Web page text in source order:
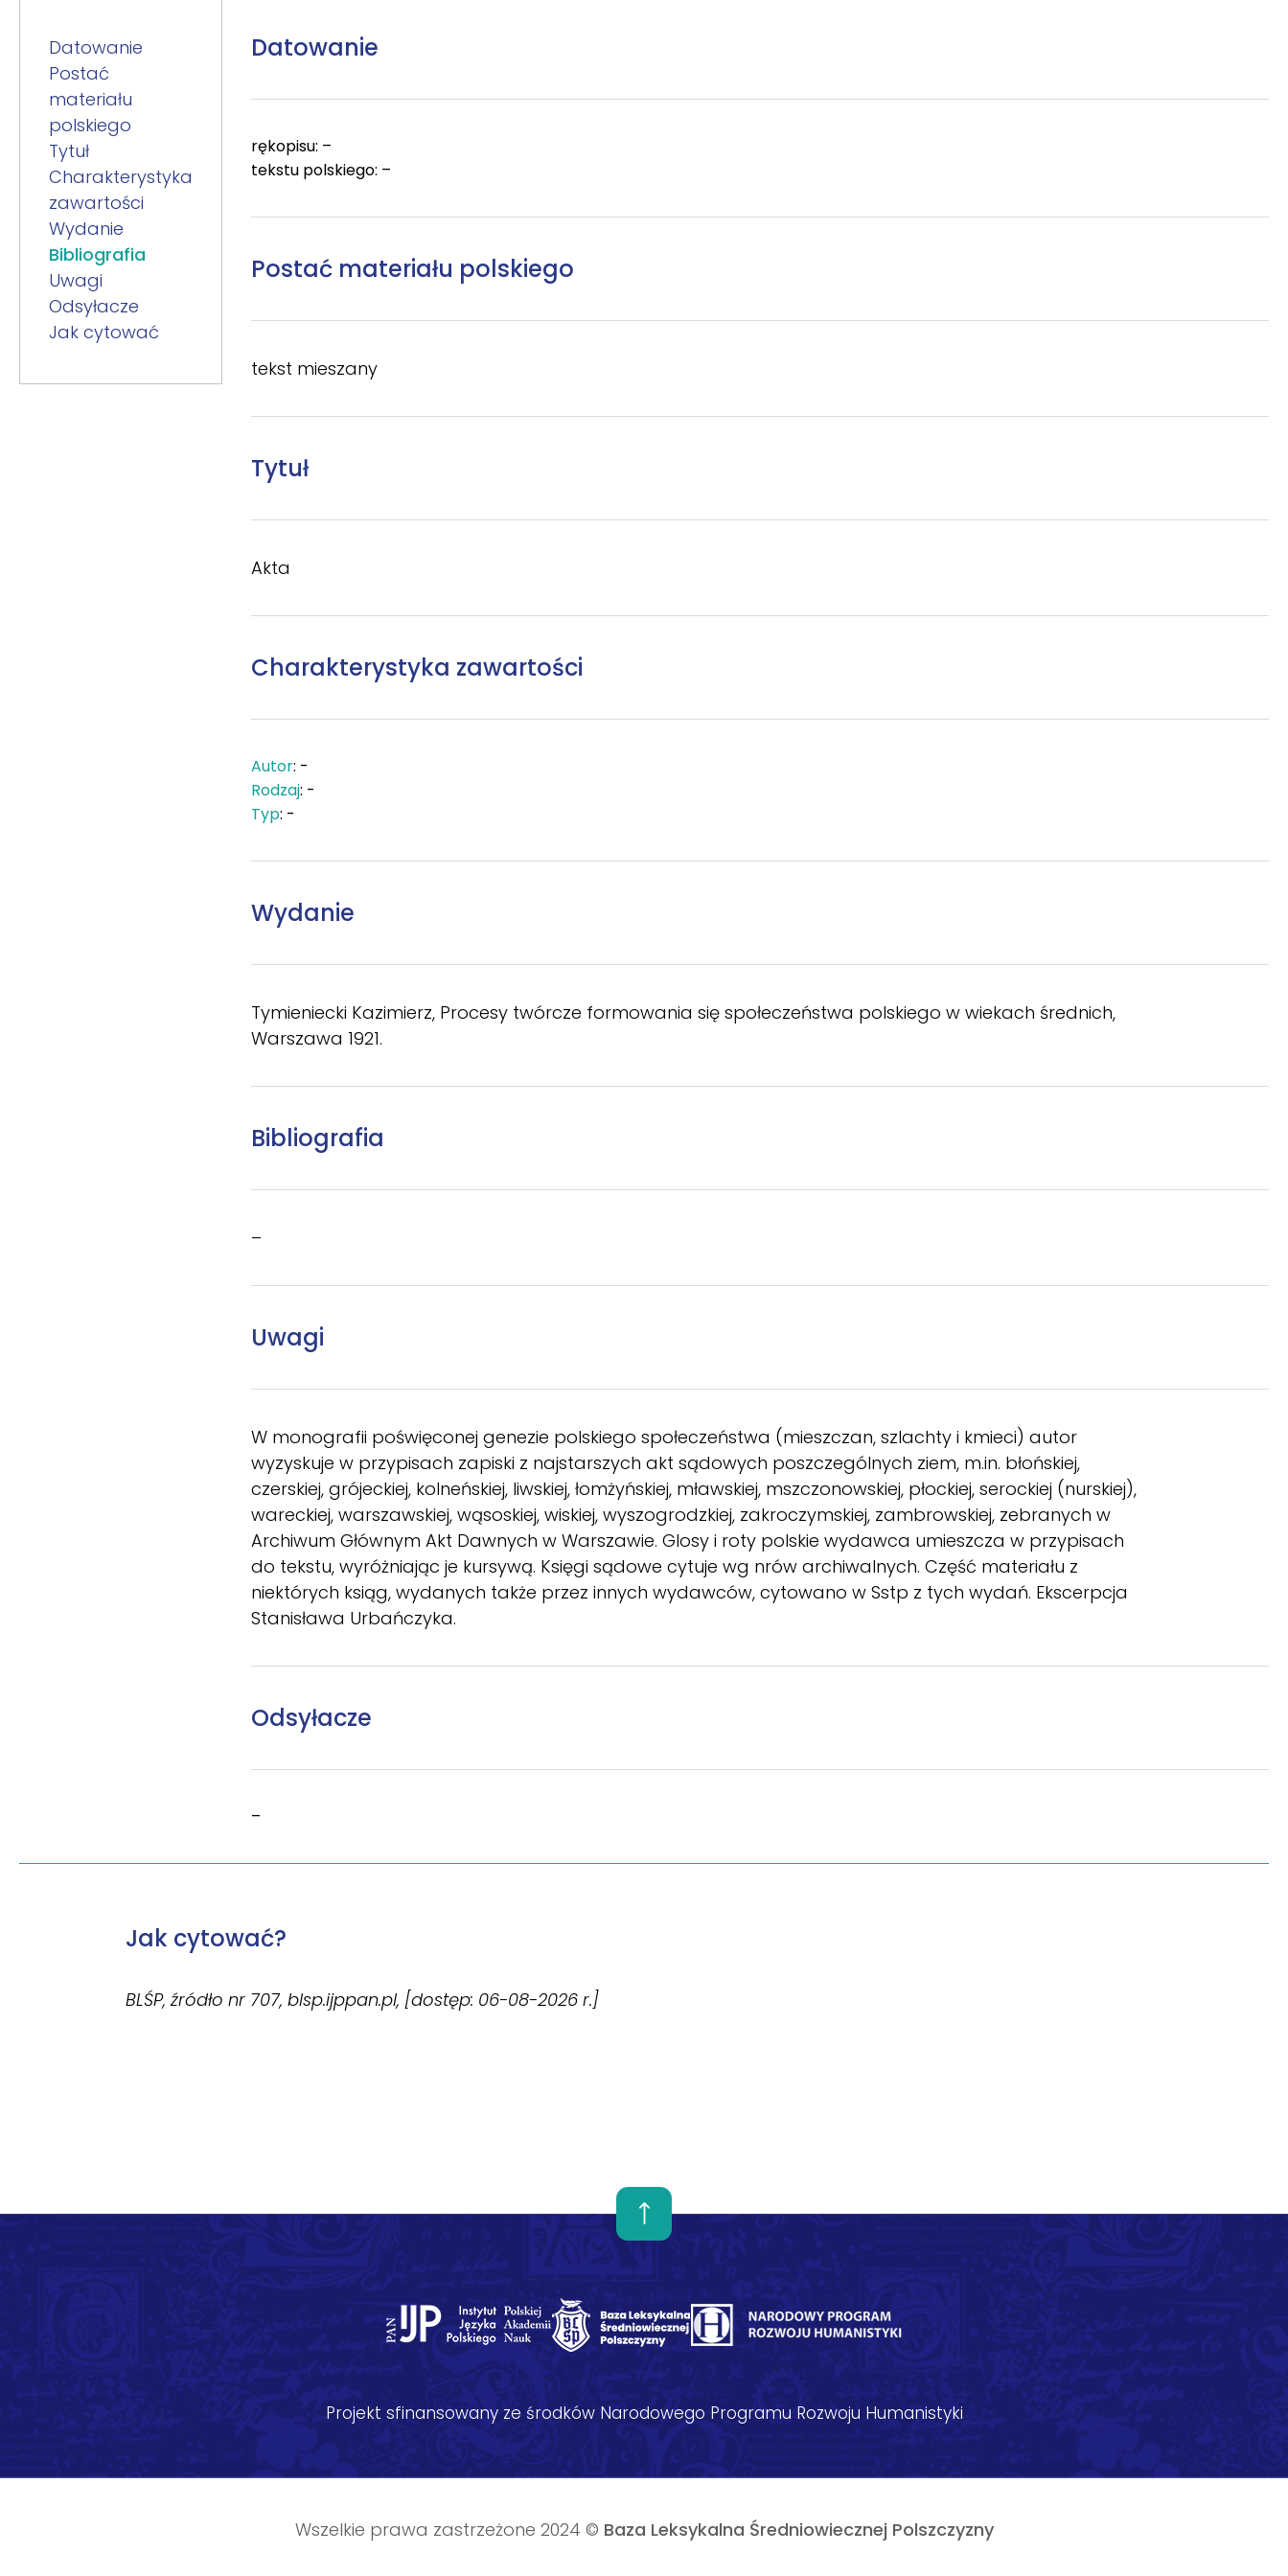
Datowanie
Postać
materiału
polskiego
Tytuł
Charakterystyka
zawartości
Wydanie
Bibliografia
Uwagi
Odsyłacze
Jak cytować
Datowanie
rękopisu: –
tekstu polskiego: –
Postać materiału polskiego
tekst mieszany
Tytuł
Akta
Charakterystyka zawartości
Autor: -
Rodzaj: -
Typ: -
Wydanie
Tymieniecki Kazimierz, Procesy twórcze formowania się społeczeństwa polskiego w wiekach średnich,
Warszawa 1921.
Bibliografia
–
Uwagi
W monografii poświęconej genezie polskiego społeczeństwa (mieszczan, szlachty i kmieci) autor
wyzyskuje w przypisach zapiski z najstarszych akt sądowych poszczególnych ziem, m.in. błońskiej,
czerskiej, grójeckiej, kolneńskiej, liwskiej, łomżyńskiej, mławskiej, mszczonowskiej, płockiej, serockiej (nurskiej),
wareckiej, warszawskiej, wąsoskiej, wiskiej, wyszogrodzkiej, zakroczymskiej, zambrowskiej, zebranych w
Archiwum Głównym Akt Dawnych w Warszawie. Glosy i roty polskie wydawca umieszcza w przypisach
do tekstu, wyróżniając je kursywą. Księgi sądowe cytuje wg nrów archiwalnych. Część materiału z
niektórych ksiąg, wydanych także przez innych wydawców, cytowano w Sstp z tych wydań. Ekscerpcja
Stanisława Urbańczyka.
Odsyłacze
–
Jak cytować?
BLŚP, źródło nr 707, blsp.ijppan.pl, [dostęp: 06-08-2026 r.]
Projekt sfinansowany ze środków Narodowego Programu Rozwoju Humanistyki
Wszelkie prawa zastrzeżone 2024 © Baza Leksykalna Średniowiecznej Polszczyzny